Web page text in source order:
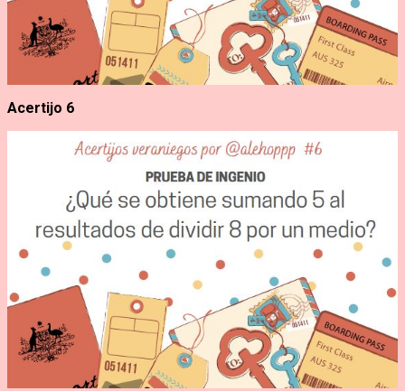
Acertijo 6